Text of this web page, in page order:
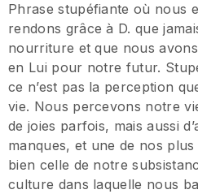
Phrase stupéfiante où nous
rendons grâce à D. que
nourriture et que nous
en Lui pour notre futur.
ce n’est pas la perception
vie. Nous percevons notre
de joies parfois, mais aussi
manques, et une de nos
bien celle de notre
culture dans laquelle nous